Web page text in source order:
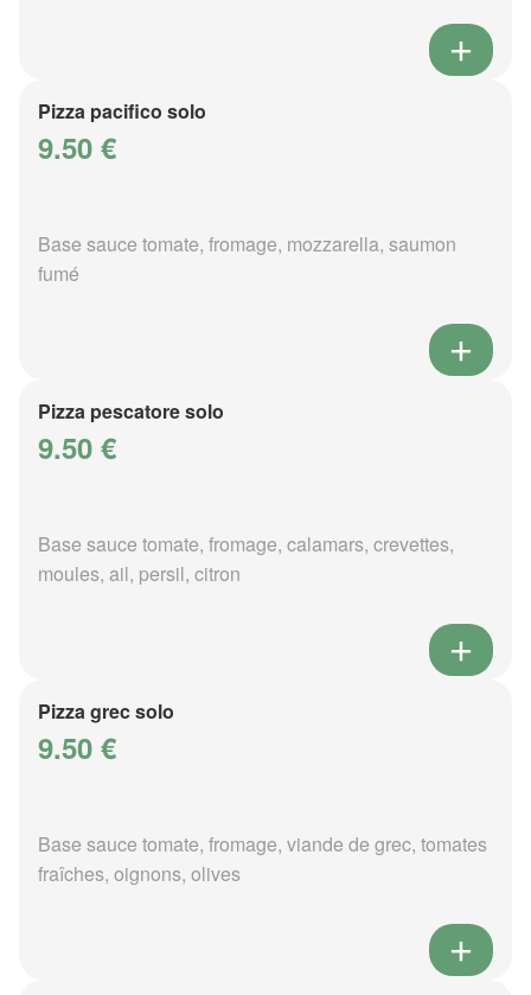
Pizza pacifico solo
9.50 €
Base sauce tomate, fromage, mozzarella, saumon
fumé
Pizza pescatore solo
9.50 €
Base sauce tomate, fromage, calamars, crevettes,
moules, ail, persil, citron
Pizza grec solo
9.50 €
Base sauce tomate, fromage, viande de grec, tomates
fraîches, oignons, olives